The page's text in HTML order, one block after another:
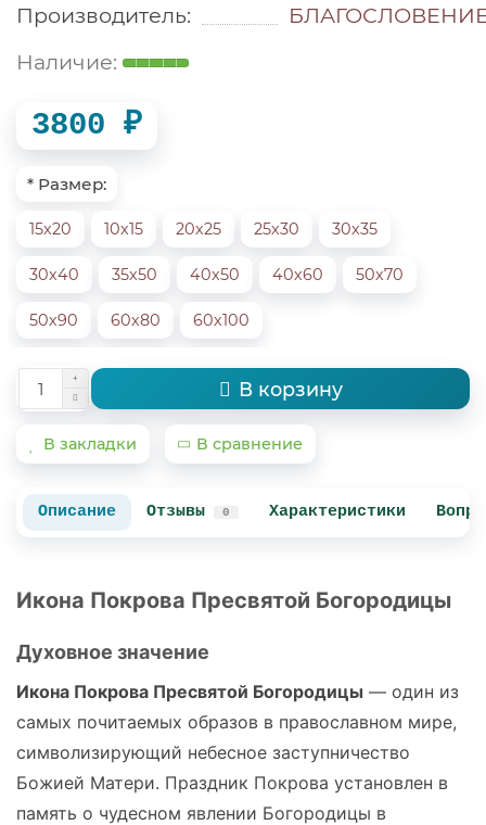
Производитель:
3800 ₽
* Размер:
15х20 10х15 20х25 25х30 30х35
30х40 35х50 40х50 40х60 50х70
50х90 60х80 60х100
В корзину
В закладки В сравнение
Описание Отзывы 0 Характеристики
Икона Покрова Пресвятой Богородицы
Духовное значение
Икона Покрова Пресвятой Богородицы — один из
самых почитаемых образов в православном мире,
символизирующий небесное заступничество
Божией Матери. Праздник Покрова установлен в
память о чудесном явлении Богородицы в